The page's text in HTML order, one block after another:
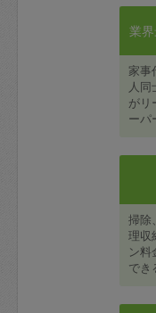
業
家事
人同
がリ
ーパ
掃除
理収
ン料
でき